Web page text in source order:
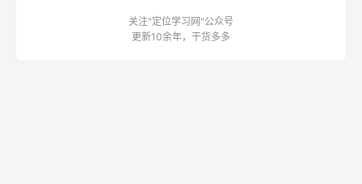
关注"定位学习网"公众号
更新10余年，干货多多